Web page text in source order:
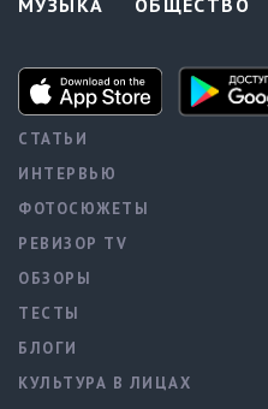
МУЗЫКА
ОБЩЕСТВО
СТАТЬИ
ИНТЕРВЬЮ
ФОТОСЮЖЕТЫ
РЕВИЗОР TV
ОБЗОРЫ
ТЕСТЫ
БЛОГИ
КУЛЬТУРА В ЛИЦАХ